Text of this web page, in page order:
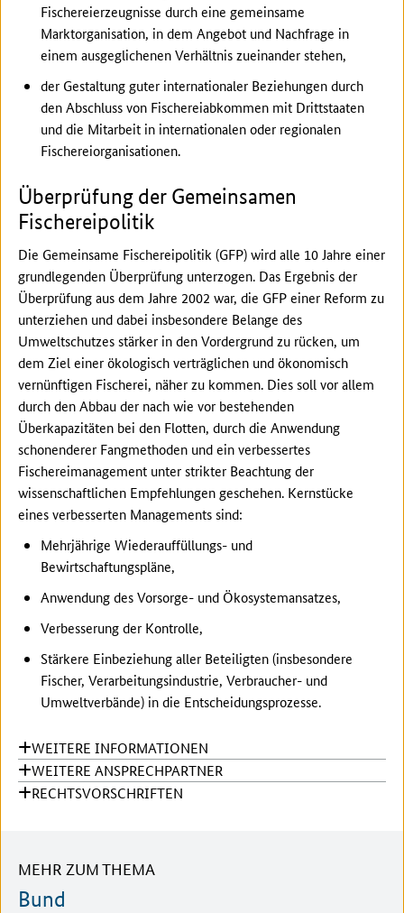
Fischereierzeugnisse durch eine gemeinsame
Marktorganisation, in dem Angebot und Nachfrage in
einem ausgeglichenen Verhältnis zueinander stehen,
der Gestaltung guter internationaler Beziehungen durch
den Abschluss von Fischereiabkommen mit Drittstaaten
und die Mitarbeit in internationalen oder regionalen
Fischereiorganisationen.
Überprüfung der Gemeinsamen
Fischereipolitik
Die Gemeinsame Fischereipolitik (GFP) wird alle 10 Jahre einer
grundlegenden Überprüfung unterzogen. Das Ergebnis der
Überprüfung aus dem Jahre 2002 war, die GFP einer Reform zu
unterziehen und dabei insbesondere Belange des
Umweltschutzes stärker in den Vordergrund zu rücken, um
dem Ziel einer ökologisch verträglichen und ökonomisch
vernünftigen Fischerei, näher zu kommen. Dies soll vor allem
durch den Abbau der nach wie vor bestehenden
Überkapazitäten bei den Flotten, durch die Anwendung
schonenderer Fangmethoden und ein verbessertes
Fischereimanagement unter strikter Beachtung der
wissenschaftlichen Empfehlungen geschehen. Kernstücke
eines verbesserten Managements sind:
Mehrjährige Wiederauffüllungs- und
Bewirtschaftungspläne,
Anwendung des Vorsorge- und Ökosystemansatzes,
Verbesserung der Kontrolle,
Stärkere Einbeziehung aller Beteiligten (insbesondere
Fischer, Verarbeitungsindustrie, Verbraucher- und
Umweltverbände) in die Entscheidungsprozesse.
WEITERE INFORMATIONEN
WEITERE ANSPRECHPARTNER
RECHTSVORSCHRIFTEN
MEHR ZUM THEMA
Bund